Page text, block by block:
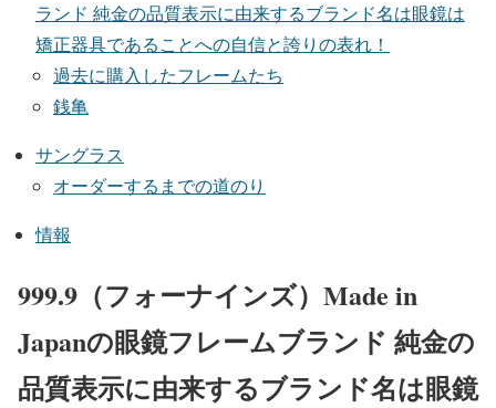
ランド 純金の品質表示に由来するブランド名は眼鏡は
矯正器具であることへの自信と誇りの表れ！
過去に購入したフレームたち
銭亀
サングラス
オーダーするまでの道のり
情報
999.9（フォーナインズ）Made in
Japanの眼鏡フレームブランド 純金の
品質表示に由来するブランド名は眼鏡